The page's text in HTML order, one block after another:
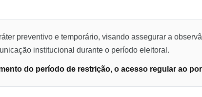
preventivo e temporário, visando assegurar a
institucional durante o período eleitoral.
do período de restrição, o acesso regular ao